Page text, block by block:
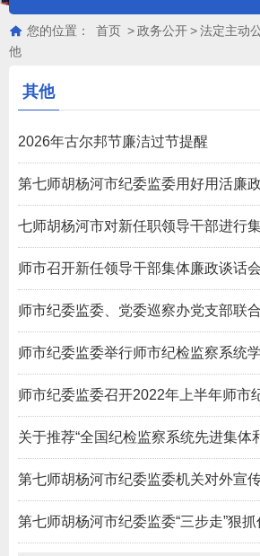
您的位置： 首页 >政务公开>法定主动
他
其他
2026年古尔邦节廉洁过节提醒
第七师胡杨河市纪委监委用好用活廉
监督精准高效
七师胡杨河市对新任职领导干部进行
话
师市召开新任领导干部集体廉政谈话会
师市纪委监委、党委巡察办党支部联
党日活动
师市纪委监委举行师市纪检监察系统
的二十大精神宣讲会
师市纪委监委召开2022年上半年师市
作会议
关于推荐“全国纪检监察系统先进集体
建议对象”的公示
第七师胡杨河市纪委监委机关对外宣
管理办法
第七师胡杨河市纪委监委“三步走”狠抓